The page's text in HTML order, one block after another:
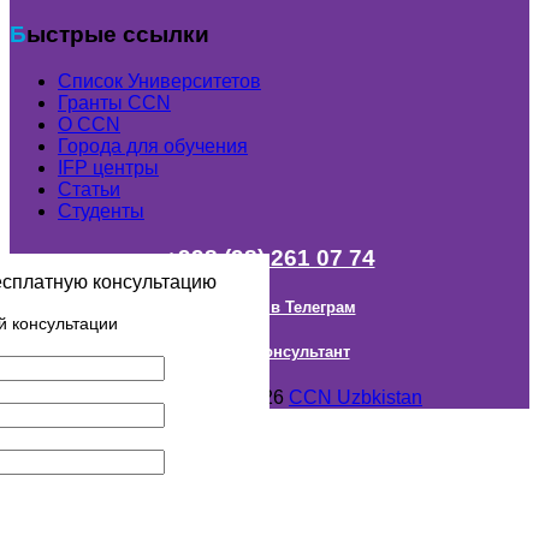
Быстрые ссылки
Список Университетов
Гранты ССN
О ССN
Города для обучения
IFP центры
Статьи
Студенты
+998 (98) 261 07 74
Наш канал в Телеграм
Онлайн Консультант
Авторское право © 2018- 2026 CCN Uzbkistan
консультацию
консультации